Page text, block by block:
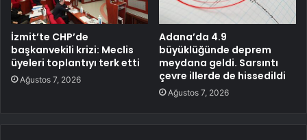
İzmit’te CHP’de
başkanvekili krizi: Meclis
üyeleri toplantıyı terk etti
Ağustos 7, 2026
Adana’da 4.9
büyüklüğünde deprem
meydana geldi. Sarsıntı
çevre illerde de hissedildi
Ağustos 7, 2026